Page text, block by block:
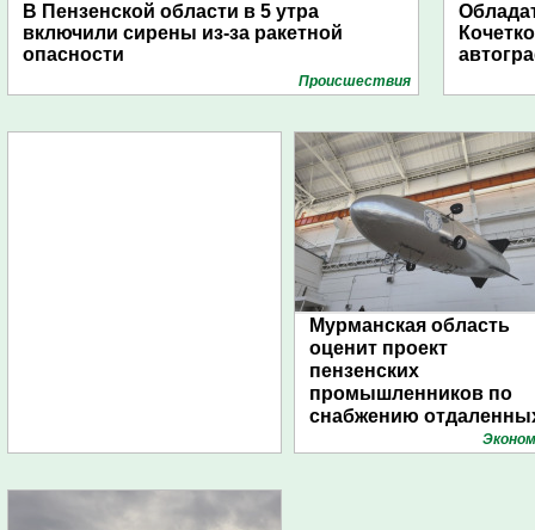
В Пензенской области в 5 утра
включили сирены из-за ракетной
опасности
Проиcшествия
Мурманская область
оценит проект
пензенских
промышленников по
снабжению
поселений с помощью